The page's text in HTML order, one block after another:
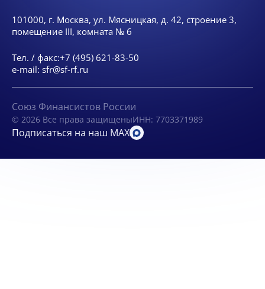
101000, г. Москва, ул. Мясницкая, д. 42, строение 3,
помещение III, комната № 6
Тел. / факс:+7 (495) 621-83-50
e-mail: sfr@sf-rf.ru
Союз Финансистов России
© 2026 Все права защищеныИНН: 7703371989
Подписаться на наш MAX